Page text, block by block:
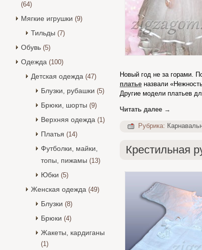
(64)
Мягкие игрушки (9)
Тильды (7)
Обувь (5)
Одежда (100)
Детская одежда (47)
Блузки, рубашки (5)
Брюки, шорты (9)
Верхняя одежда (1)
Платья (14)
Футболки, майки,
топы, пижамы (13)
Юбки (5)
Женская одежда (49)
Блузки (8)
Брюки (4)
Жакеты, кардиганы
(1)
Новый год не за горами.
платье назвали
Другие модели платьев
Читать далее →
Рубрика:
Крестильная